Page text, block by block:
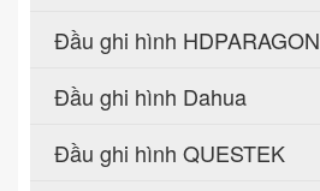
Đầu ghi hình HDPARAGON
Đầu ghi hình Dahua
Đầu ghi hình QUESTEK